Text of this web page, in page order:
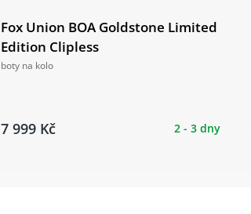
Fox Union BOA Goldstone Limited
Edition Clipless
boty na kolo
7 999 Kč 2 - 3 dny